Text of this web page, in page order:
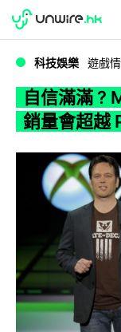
WWDC 2026
科技娛樂 遊戲
自信滿滿 ?
銷量會超越